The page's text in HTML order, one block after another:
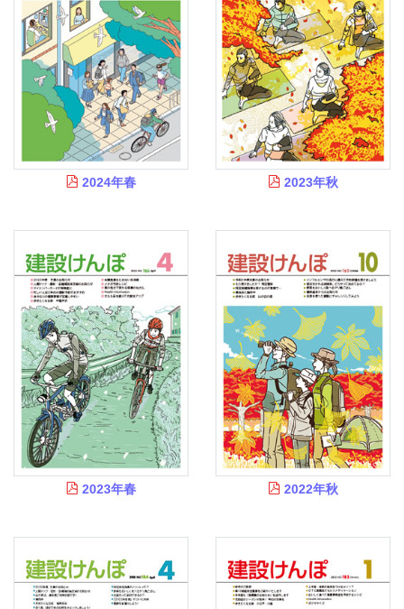
内
2024年春 2023年秋
2023年春 2022年秋